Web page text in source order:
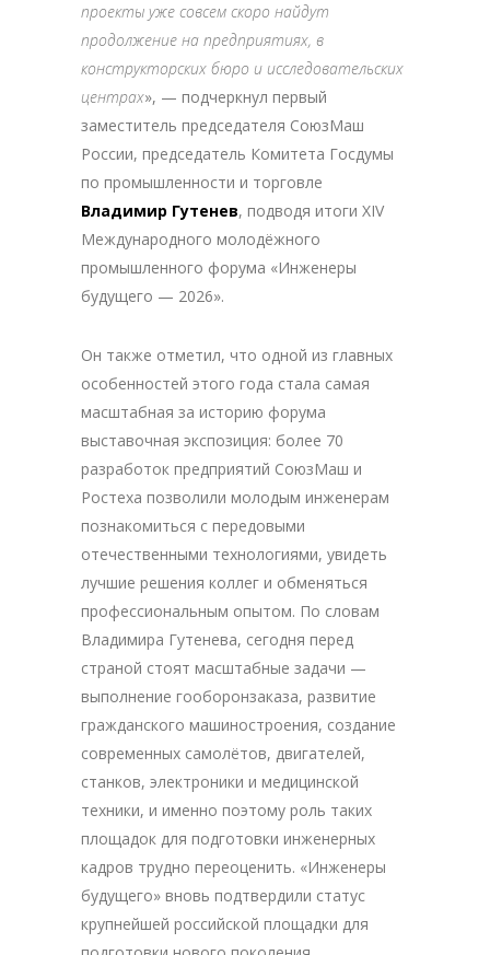
проекты уже совсем скоро найдут
продолжение на предприятиях, в
конструкторских бюро и исследовательских
центрах», — подчеркнул первый
заместитель председателя СоюзМаш
России, председатель Комитета Госдумы
по промышленности и торговле
Владимир Гутенев, подводя итоги XIV
Международного молодёжного
промышленного форума «Инженеры
будущего — 2026».
Он также отметил, что одной из главных
особенностей этого года стала самая
масштабная за историю форума
выставочная экспозиция: более 70
разработок предприятий СоюзМаш и
Ростеха позволили молодым инженерам
познакомиться с передовыми
отечественными технологиями, увидеть
лучшие решения коллег и обменяться
профессиональным опытом. По словам
Владимира Гутенева, сегодня перед
страной стоят масштабные задачи —
выполнение гооборонзаказа, развитие
гражданского машиностроения, создание
современных самолётов, двигателей,
станков, электроники и медицинской
техники, и именно поэтому роль таких
площадок для подготовки инженерных
кадров трудно переоценить. «Инженеры
будущего» вновь подтвердили статус
крупнейшей российской площадки для